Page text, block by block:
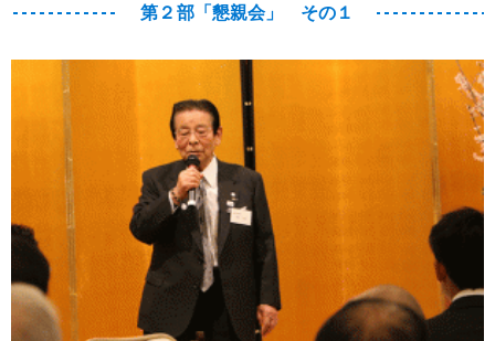
第２部「懇親会」 その１